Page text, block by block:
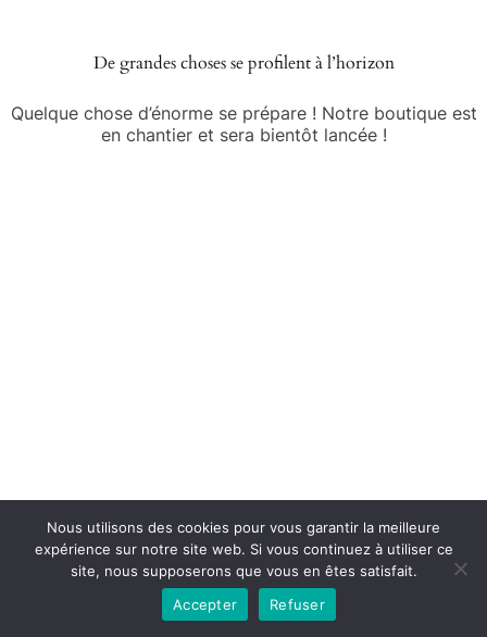
De grandes choses se profilent à l’horizon
Quelque chose d’énorme se prépare ! Notre boutique est
en chantier et sera bientôt lancée !
Copyright © 2026la boutique mirabelle}.
Nous utilisons des cookies pour vous garantir la meilleure
expérience sur notre site web. Si vous continuez à utiliser ce
site, nous supposerons que vous en êtes satisfait.
Accepter
Refuser